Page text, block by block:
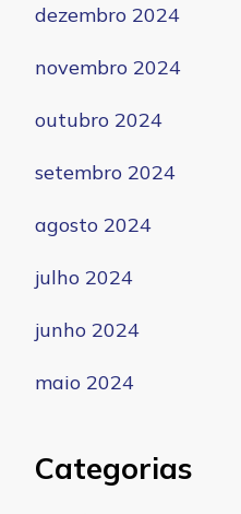
dezembro 2024
novembro 2024
outubro 2024
setembro 2024
agosto 2024
julho 2024
junho 2024
maio 2024
Categorias